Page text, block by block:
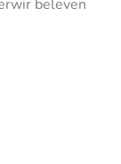
beleven